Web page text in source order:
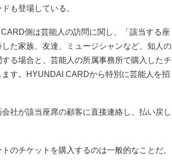
も登場している。
側は芸能人の訪問に関し、「該当する座
た家族、友達、ミュージシャンなど、知人の
る場合と、芸能人の所属事務所で購入したチ
す。HYUNDAI CARDから特別に芸能人を招
社が該当座席の顧客に直接連絡し、払い戻し
のチケットを購入するのは一般的なことだ。